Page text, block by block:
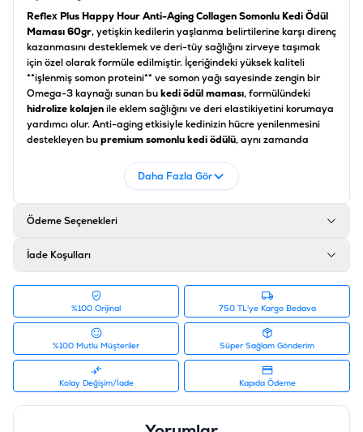
Reflex Plus Happy Hour Anti-Aging Collagen Somonlu Kedi Ödül
Maması 60gr, yetişkin kedilerin yaşlanma belirtilerine karşı direnç
kazanmasını desteklemek ve deri-tüy sağlığını zirveye taşımak
için özel olarak formüle edilmiştir. İçeriğindeki yüksek kaliteli
**işlenmiş somon proteini** ve somon yağı sayesinde zengin bir
Omega-3 kaynağı sunan bukedi ödül maması, formülündeki
hidrolize kolajenile eklem sağlığını ve deri elastikiyetini korumaya
yardımcı olur. Anti-aging etkisiyle kedinizin hücre yenilenmesini
destekleyen bupremium somonlu kedi ödülü, aynı zamanda
prebiyotikleri içerir. Kedinizle bağınızı güçlendirirken ona sağlık
katan bu gevrek taneler, kalp ve göz sağlığı için hayati önem
taşıyantaurindesteğiyle zenginleştirilmiş gurme bir
atıştırmalıktır.
Bileşen Adı Miktar / Oran
Ham Protein %32,0
%16,0
%8,0
Ham Kül %3,0
Daha Fazla Gör
Ödeme Seçenekleri
İade Koşulları
%100 Orijinal 750 TL'ye Kargo Bedava
%100 Mutlu Müşteriler Süper Sağlam Gönderim
Kolay Değişim/İade Kapıda Ödeme